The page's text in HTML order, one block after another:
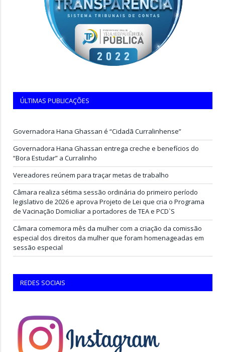
ÚLTIMAS PUBLICAÇÕES
Governadora Hana Ghassan é “Cidadã Curralinhense”
Governadora Hana Ghassan entrega creche e benefícios do
“Bora Estudar” a Curralinho
Vereadores reúnem para traçar metas de trabalho
Câmara realiza sétima sessão ordinária do primeiro período
legislativo de 2026 e aprova Projeto de Lei que cria o Programa
de Vacinação Domiciliar a portadores de TEA e PCD`S
Câmara comemora mês da mulher com a criação da comissão
especial dos direitos da mulher que foram homenageadas em
sessão especial
REDES SOCIAIS